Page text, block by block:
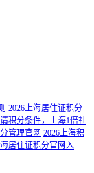
2026上海居住证积分
积分条件，上海1倍社
管理官网 2026上海积
居住证积分官网入